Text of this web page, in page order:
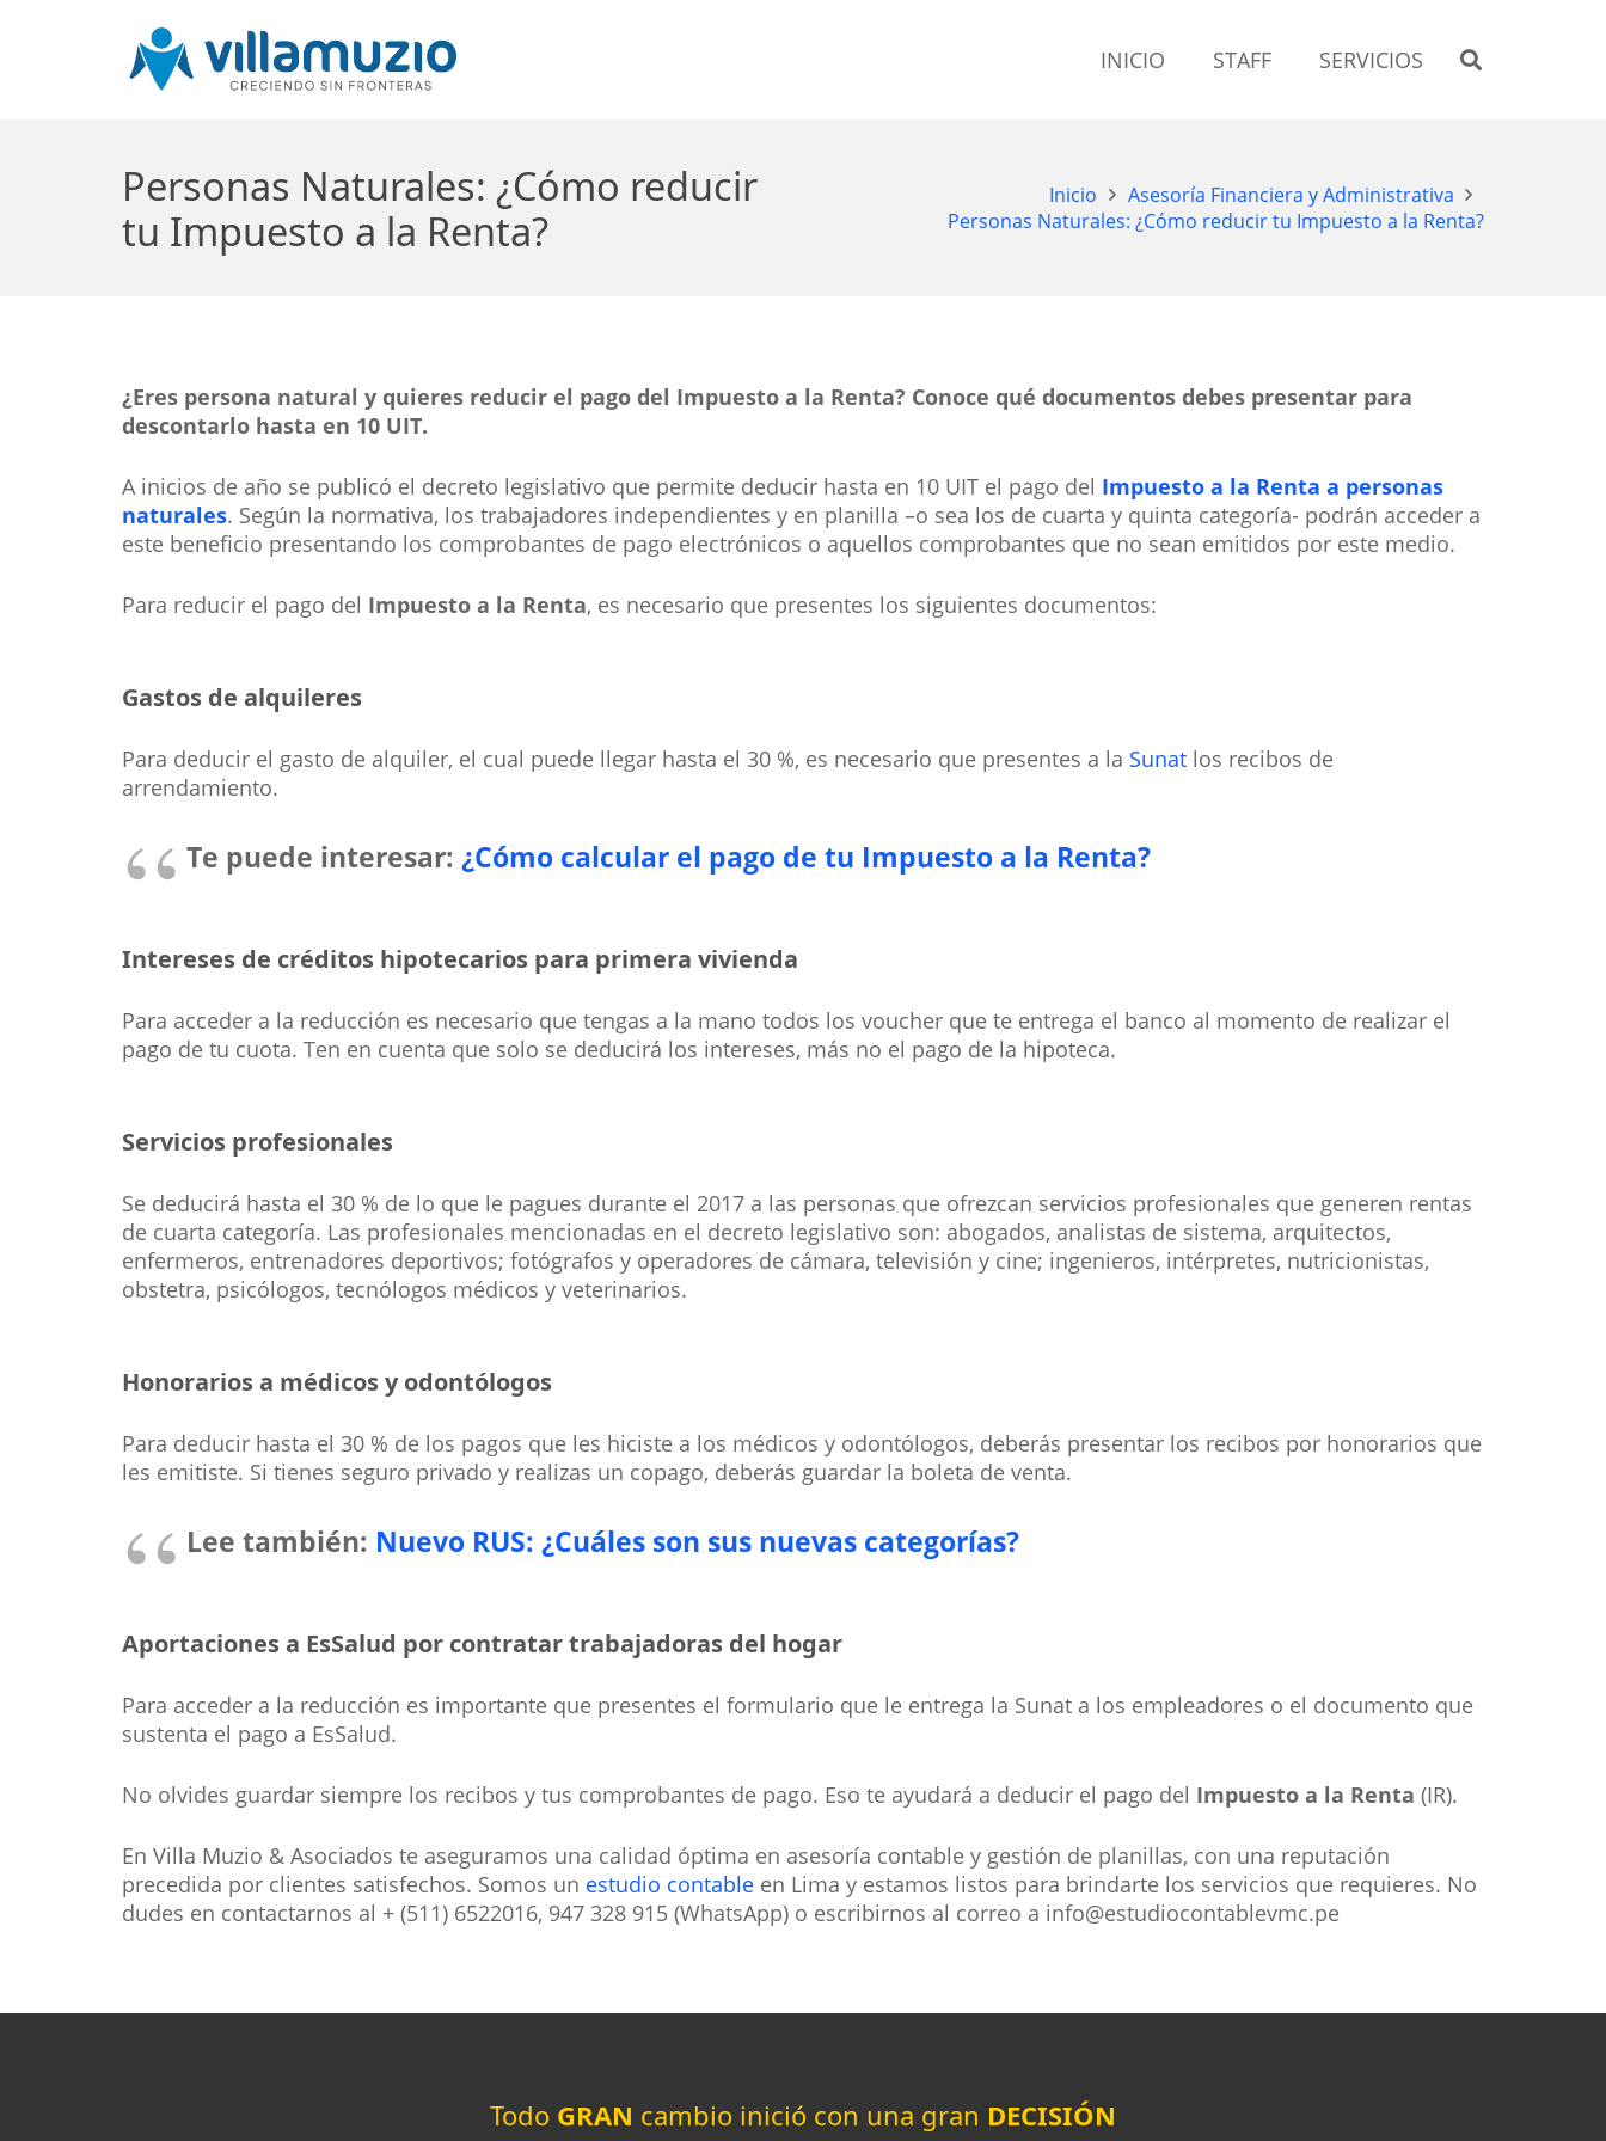
INICIO STAFF SERVICIOS
Personas Naturales: ¿Cómo reducir
tu Impuesto a la Renta?
Inicio
Asesoría Financiera y Administrativa
Personas Naturales: ¿Cómo reducir tu Impuesto a la Renta?
¿Eres persona natural y quieres reducir el pago del Impuesto a la Renta? Conoce qué documentos debes presentar para
descontarlo hasta en 10 UIT.
A inicios de año se publicó el decreto legislativo que permite deducir hasta en 10 UIT el pago del Impuesto a la Renta a personas
naturales. Según la normativa, los trabajadores independientes y en planilla –o sea los de cuarta y quinta categoría- podrán acceder a
este beneficio presentando los comprobantes de pago electrónicos o aquellos comprobantes que no sean emitidos por este medio.
Para reducir el pago del Impuesto a la Renta, es necesario que presentes los siguientes documentos:
Gastos de alquileres
Para deducir el gasto de alquiler, el cual puede llegar hasta el 30 %, es necesario que presentes a la Sunat los recibos de
arrendamiento.
Te puede interesar: ¿Cómo calcular el pago de tu Impuesto a la Renta?
Intereses de créditos hipotecarios para primera vivienda
Para acceder a la reducción es necesario que tengas a la mano todos los voucher que te entrega el banco al momento de realizar el
pago de tu cuota. Ten en cuenta que solo se deducirá los intereses, más no el pago de la hipoteca.
Servicios profesionales
Se deducirá hasta el 30 % de lo que le pagues durante el 2017 a las personas que ofrezcan servicios profesionales que generen rentas
de cuarta categoría. Las profesionales mencionadas en el decreto legislativo son: abogados, analistas de sistema, arquitectos,
enfermeros, entrenadores deportivos; fotógrafos y operadores de cámara, televisión y cine; ingenieros, intérpretes, nutricionistas,
obstetra, psicólogos, tecnólogos médicos y veterinarios.
Honorarios a médicos y odontólogos
Para deducir hasta el 30 % de los pagos que les hiciste a los médicos y odontólogos, deberás presentar los recibos por honorarios que
les emitiste. Si tienes seguro privado y realizas un copago, deberás guardar la boleta de venta.
Lee también: Nuevo RUS: ¿Cuáles son sus nuevas categorías?
Aportaciones a EsSalud por contratar trabajadoras del hogar
Para acceder a la reducción es importante que presentes el formulario que le entrega la Sunat a los empleadores o el documento que
sustenta el pago a EsSalud.
No olvides guardar siempre los recibos y tus comprobantes de pago. Eso te ayudará a deducir el pago del Impuesto a la Renta (IR).
En Villa Muzio & Asociados te aseguramos una calidad óptima en asesoría contable y gestión de planillas, con una reputación
precedida por clientes satisfechos. Somos un estudio contable en Lima y estamos listos para brindarte los servicios que requieres. No
dudes en contactarnos al + (511) 6522016, 947 328 915 (WhatsApp) o escribirnos al correo a info@estudiocontablevmc.pe
Todo GRAN cambio inició con una gran DECISIÓN